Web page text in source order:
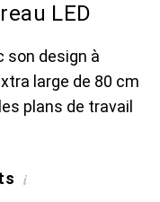
LED
son design à
large de 80 cm
plans de travail
i